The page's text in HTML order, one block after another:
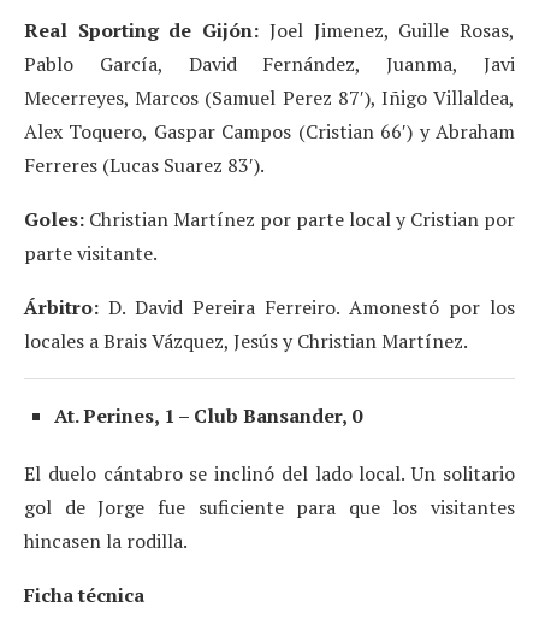
Real Sporting de Gijón: Joel Jimenez, Guille Rosas,
Pablo García, David Fernández, Juanma, Javi
Mecerreyes, Marcos (Samuel Perez 87′), Iñigo Villaldea,
Alex Toquero, Gaspar Campos (Cristian 66′) y Abraham
Ferreres (Lucas Suarez 83′).
Goles: Christian Martínez por parte local y Cristian por
parte visitante.
Árbitro: D. David Pereira Ferreiro. Amonestó por los
locales a Brais Vázquez, Jesús y Christian Martínez.
At. Perines, 1 – Club Bansander, 0
El duelo cántabro se inclinó del lado local. Un solitario
gol de Jorge fue suficiente para que los visitantes
hincasen la rodilla.
Ficha técnica